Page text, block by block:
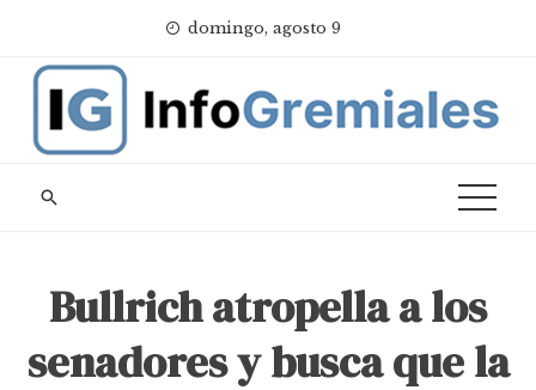
content
domingo, agosto 9
Bullrich atropella a los
senadores y busca que la